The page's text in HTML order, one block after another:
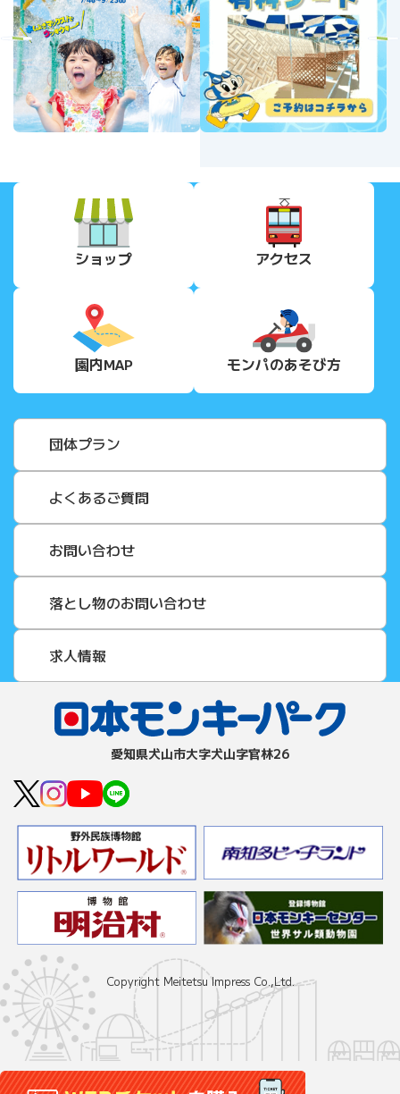
Next
ショップ アクセス
園内MAP モンパのあそび方
団体プラン
よくあるご質問
お問い合わせ
落とし物のお問い合わせ
求人情報
愛知県⽝⼭市⼤字⽝⼭字官林26
Copyright Meitetsu Impress Co.,Ltd.